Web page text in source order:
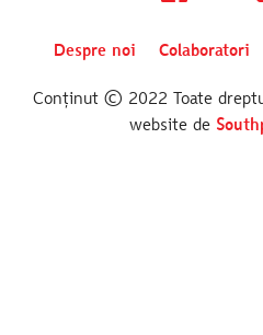
Despre noi Colaboratori
Conținut © 2022 Toate
website de